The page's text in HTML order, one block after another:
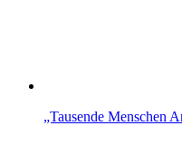
„Tausende Menschen